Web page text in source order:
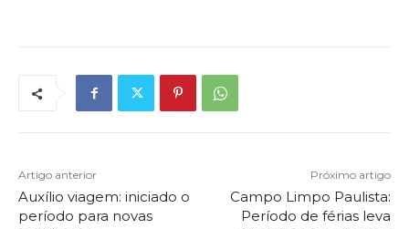
Artigo anterior
Auxílio viagem: iniciado o
período para novas
Próximo artigo
Campo Limpo Paulista:
Período de férias leva